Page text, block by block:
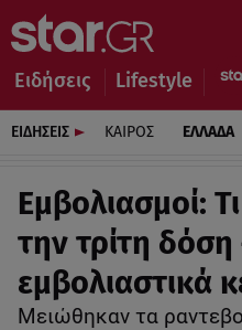
Ειδήσεις Lifestyle
ΕΙΔΗΣΕΙΣ ΚΑΙΡΟΣ ΕΛΛΑΔΑ
Εμβολιασμοί:
την τρίτη δόση
εμβολιαστικά
Μειώθηκαν τα